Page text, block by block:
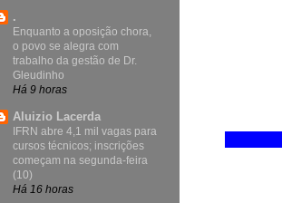
.
Enquanto a oposição chora,
o povo se alegra com
trabalho da gestão de Dr.
Gleudinho
Há 9 horas
Aluizio Lacerda
IFRN abre 4,1 mil vagas para
cursos técnicos; inscrições
começam na segunda-feira
(10)
Há 16 horas